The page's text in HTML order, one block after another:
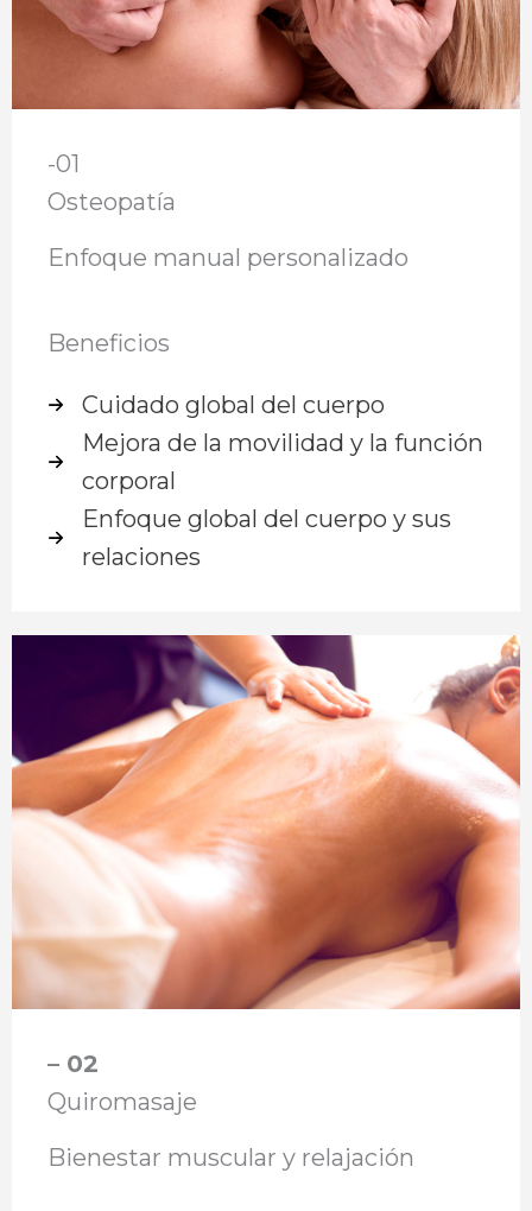
-01
Osteopatía​
Enfoque manual personalizado
Beneficios
Cuidado global del cuerpo
Mejora de la movilidad y la función
corporal
Enfoque global del cuerpo y sus
relaciones
– 02
Quiromasaje
Bienestar muscular y relajación